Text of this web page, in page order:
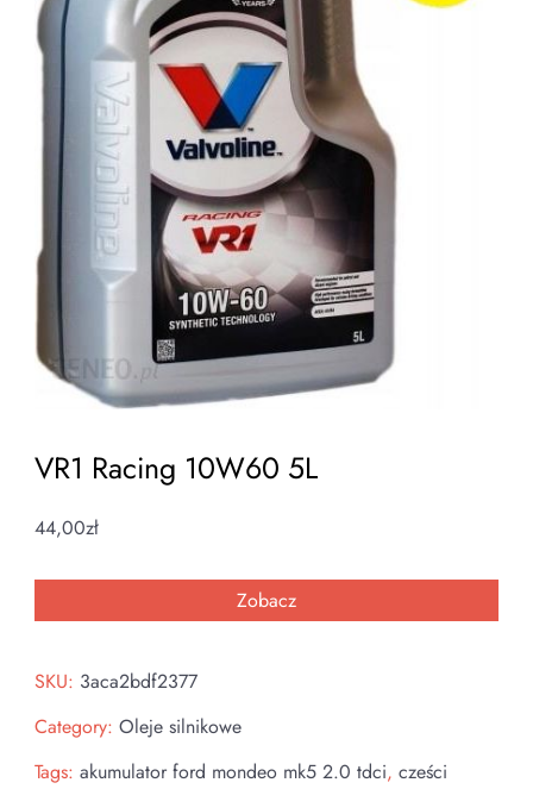
VR1 Racing 10W60 5L
44,00zł
Zobacz
SKU: 3aca2bdf2377
Category: Oleje silnikowe
Tags: akumulator ford mondeo mk5 2.0 tdci, cześci